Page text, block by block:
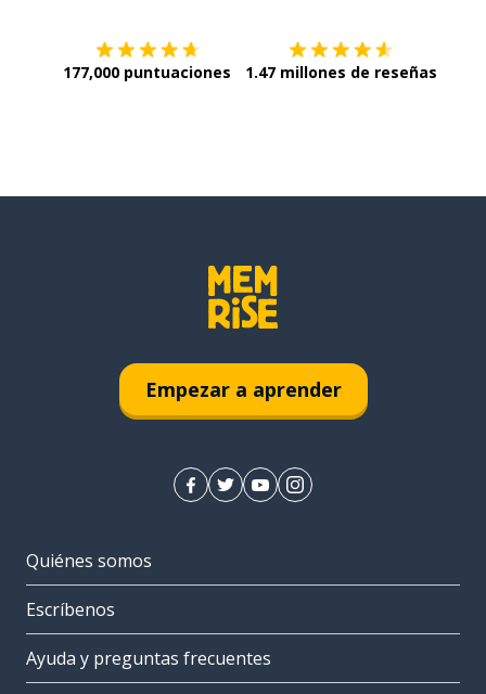
177,000 puntuaciones 1.47 millones de reseñas
Empezar a aprender
Quiénes somos
Escríbenos
Ayuda y preguntas frecuentes